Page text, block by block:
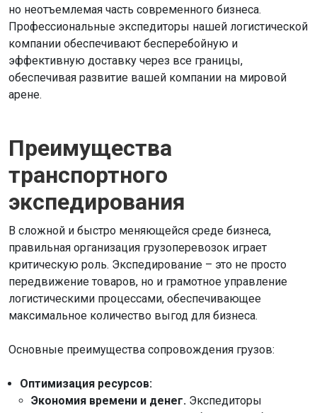
но неотъемлемая часть современного бизнеса.
Профессиональные экспедиторы нашей логистической
компании обеспечивают бесперебойную и
эффективную доставку через все границы,
обеспечивая развитие вашей компании на мировой
арене.
Преимущества
транспортного
экспедирования
В сложной и быстро меняющейся среде бизнеса,
правильная организация грузоперевозок играет
критическую роль. Экспедирование – это не просто
передвижение товаров, но и грамотное управление
логистическими процессами, обеспечивающее
максимальное количество выгод для бизнеса.
Основные преимущества сопровождения грузов:
Оптимизация ресурсов:
Экономия времени и денег. Экспедиторы